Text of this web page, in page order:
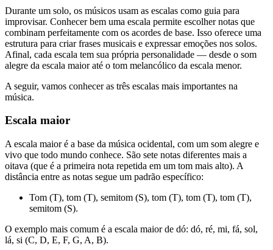
Durante um solo, os músicos usam as escalas como guia para
improvisar. Conhecer bem uma escala permite escolher notas que
combinam perfeitamente com os acordes de base. Isso oferece uma
estrutura para criar frases musicais e expressar emoções nos solos.
Afinal, cada escala tem sua própria personalidade — desde o som
alegre da escala maior até o tom melancólico da escala menor.
A seguir, vamos conhecer as três escalas mais importantes na
música.
Escala maior
A escala maior é a base da música ocidental, com um som alegre e
vivo que todo mundo conhece. São sete notas diferentes mais a
oitava (que é a primeira nota repetida em um tom mais alto). A
distância entre as notas segue um padrão específico:
Tom (T), tom (T), semitom (S), tom (T), tom (T), tom (T),
semitom (S).
O exemplo mais comum é a escala maior de dó: dó, ré, mi, fá, sol,
lá, si (C, D, E, F, G, A, B).